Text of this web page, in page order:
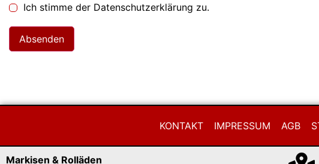
Ich stimme der Datenschutzerklärung zu.
KONTAKT IMPRESSUM AGB
Markisen & Rolläden